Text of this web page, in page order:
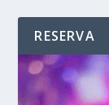
RESERVA